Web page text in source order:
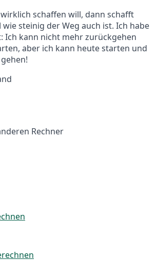
schaffen will, dann schafft
wie steinig der Weg auch ist. Ich habe
Ich kann nicht mehr zurückgehen
aber ich kann heute starten und
Rechner